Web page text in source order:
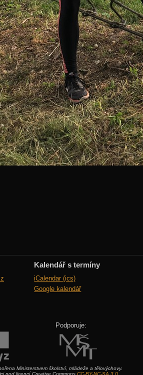
Kalendář s termíny
iCalendar (ics)
Google kalendář
Podporuje:
Ministerstvem školství, mládeže a tělovýchovy.
pod licencí Creative Commons CC-BY-NC-SA 3.0